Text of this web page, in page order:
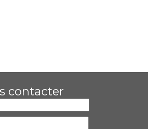
contacter